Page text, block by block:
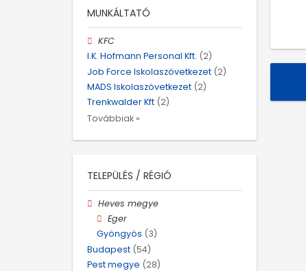
MUNKÁLTATÓ
KFC
I.K. Hofmann Personal Kft. (2)
Job Force Iskolaszövetkezet (2)
MADS Iskolaszövetkezet (2)
Trenkwalder Kft (2)
Továbbiak »
TELEPÜLÉS / RÉGIÓ
Heves megye
Eger
Gyöngyös (3)
Budapest (54)
Pest megye (28)